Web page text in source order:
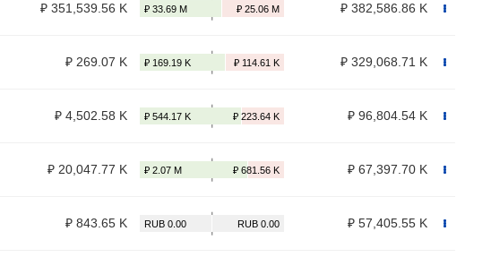
₽ 351,539.56 K ₽ 382,586.86 K
₽ 269.07 K ₽ 329,068.71 K
₽ 4,502.58 K ₽ 96,804.54 K
₽ 20,047.77 K ₽ 67,397.70 K
₽ 843.65 K ₽ 57,405.55 K